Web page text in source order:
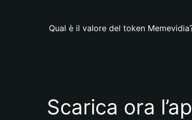
Qual è il valore del token
Scarica ora